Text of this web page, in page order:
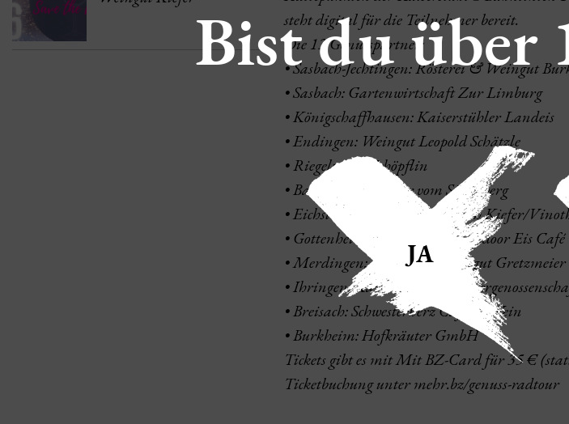
steht digital für die Teilnehmer bereit.
Die 13 Genusspartner:
• Sasbach-Jechtingen: Rösterei & Weingut
• Sasbach: Gartenwirtschaft Zur Limburg
• Königschaffhausen: Kaiserstühler Landeis
• Endingen: Weingut Leopold Schätzle
• Riegel: Café Schöpflin
• Bahlingen: Winzer vom Silberberg
• Eichstetten: Weingut Friedrich Kiefer/
• Gottenheim: Tante S - Das Outdoor Eis Café
• Merdingen: Strauße & Weingut Gretzmeier
• Ihringen: Kaiserstühler
• Breisach: Schwesterherz Café & Wein
• Burkheim: Hofkräuter GmbH
Tickets gibt es mit Mit BZ-Card für 35 €
Ticketbuchung unter mehr.bz/genuss-radtour
Bist du über
JA